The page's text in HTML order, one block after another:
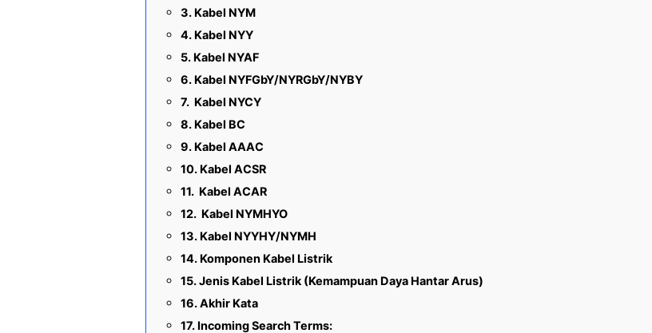
Kabel NYM
Kabel NYY
Kabel NYAF
Kabel NYFGbY/NYRGbY/NYBY
Kabel NYCY
Kabel BC
Kabel AAAC
Kabel ACSR
Kabel ACAR
Kabel NYMHYO
Kabel NYYHY/NYMH
Komponen Kabel Listrik
Jenis Kabel Listrik (Kemampuan Daya Hantar Arus)
Akhir Kata
Incoming Search Terms: